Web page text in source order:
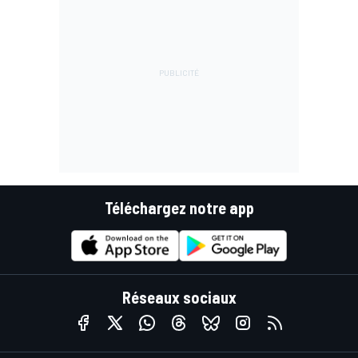
Téléchargez notre app
Réseaux sociaux